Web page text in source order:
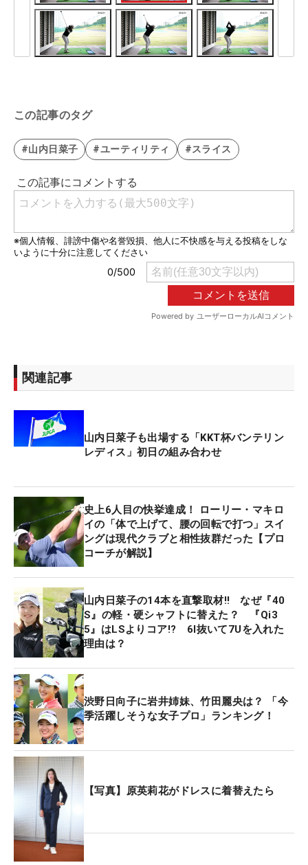
この記事のタグ
#山内日菜子 #ユーティリティ #スライス
関連記事
山内日菜子も出場する「KKT杯バンテリン
レディス」初日の組み合わせ
史上6人目の快挙達成！ ローリー・マキロ
イの「体で上げて、腰の回転で打つ」スイ
ングは現代クラブと相性抜群だった【プロ
コーチが解説】
山内日菜子の14本を直撃取材‼ なぜ『40
S』の軽・硬シャフトに替えた？ 『Qi3
5』はLSよりコア!? 6I抜いて7Uを入れた
理由は？
渋野日向子に岩井姉妹、竹田麗央は？ 「今
季活躍しそうな女子プロ」ランキング！
【写真】原英莉花がドレスに着替えたら